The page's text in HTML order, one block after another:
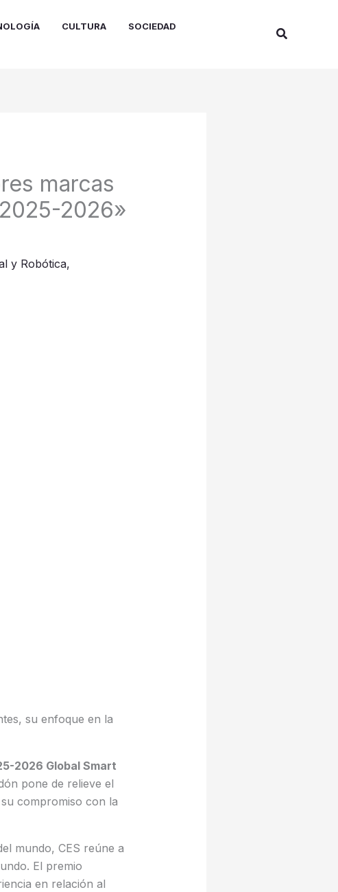
CULTURA
SOCIEDAD
Buscar
marcas
2026»
y Robótica,
su enfoque en la
2026 Global Smart
pone de relieve el
compromiso con la
mundo, CES reúne a
El premio
en relación al